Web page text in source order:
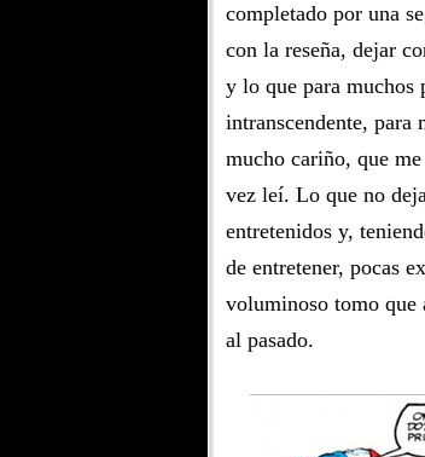
completado por una
con la reseña, dejar
y lo que para muchos
intranscendente, para
mucho cariño, que
vez leí. Lo que no
entretenidos y,
de entretener, pocas
voluminoso tomo que
al pasado.